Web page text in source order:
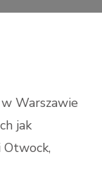
I
Warszawie
jak
Otwock,